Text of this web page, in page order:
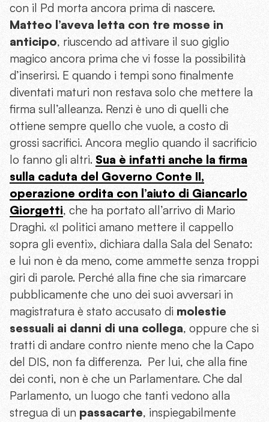
con il Pd morta ancora prima di nascere.
Matteo l’aveva letta con tre mosse in
anticipo, riuscendo ad attivare il suo giglio
magico ancora prima che vi fosse la possibilità
d’inserirsi. E quando i tempi sono finalmente
diventati maturi non restava solo che mettere la
firma sull’alleanza. Renzi è uno di quelli che
ottiene sempre quello che vuole, a costo di
grossi sacrifici. Ancora meglio quando il sacrificio
lo fanno gli altri. Sua è infatti anche la firma
sulla caduta del Governo Conte II,
operazione ordita con l’aiuto di Giancarlo
Giorgetti, che ha portato all’arrivo di Mario
Draghi. «I politici amano mettere il cappello
sopra gli eventi», dichiara dalla Sala del Senato:
e lui non è da meno, come ammette senza troppi
giri di parole. Perché alla fine che sia rimarcare
pubblicamente che uno dei suoi avversari in
magistratura è stato accusato di molestie
sessuali ai danni di una collega, oppure che si
tratti di andare contro niente meno che la Capo
del DIS, non fa differenza. Per lui, che alla fine
dei conti, non è che un Parlamentare. Che dal
Parlamento, un luogo che tanti vedono alla
stregua di un passacarte, inspiegabilmente